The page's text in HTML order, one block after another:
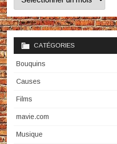
CATÉGORIES
Bouquins
Causes
Films
mavie.com
Musique